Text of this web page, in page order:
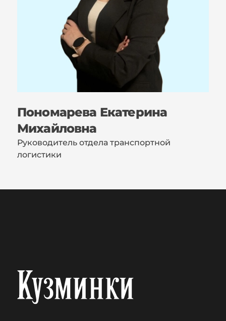
Пономарева Екатерина
Михайловна
Руководитель отдела транспортной
логистики